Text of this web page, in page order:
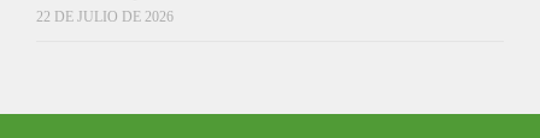
22 DE JULIO DE 2026